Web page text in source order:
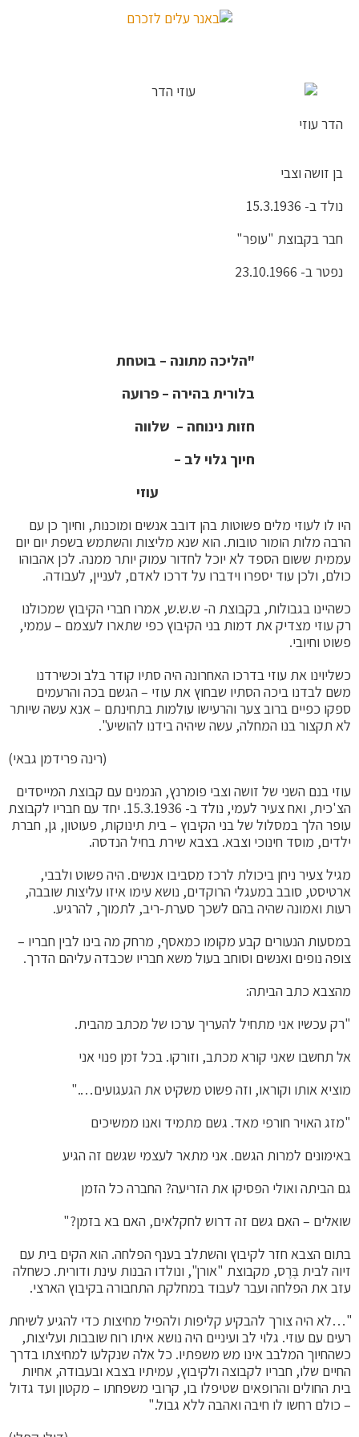
הדר עוזי
בן זושה וצבי
נולד ב- 15.3.1936
חבר בקבוצת "עופר"
נפטר ב- 23.10.1966
"הליכה מתונה – בוטחת
בלורית בהירה – פרועה
חזות נינוחה – שלווה
חיוך גלוי לב –
עוזי
היו לו לעוזי מלים פשוטות בהן דובב אנשים ומוכנות, וחיוך כן עם
הרבה מלות הומור טובות. הוא שנא מליצות והשתמש בשפת יום יום
עממית ששום הספד לא יוכל לחדור עמוק יותר ממנה. לכן אהבוהו
כולם, ולכן עוד יספרו וידברו על דרכו לאדם, לעניין, לעבודה.
כשהיינו בגבולות, בקבוצת ה- ש.ש.ש, אמרו חברי הקיבוץ שמכולנו
רק עוזי מצדיק את דמות בני הקיבוץ כפי שתארו לעצמם – עממי,
פשוט וחיובי.
כשליוינו את עוזי בדרכו האחרונה היה סתיו קודר בלב וכשירדנו
משם לבדנו ביכה הסתיו שבחוץ את עוזי – הגשם בכה והרעמים
ספקו כפיים ברוב צער והרעישו עולמות בתחינתם – אנא עשה שיותר
לא תקצור בנו המחלה, עשה שיהיה בידנו להושיע".
(רינה פרידמן גבאי)
עוזי בנם השני של זושה וצבי פומרנץ, הנמנים עם קבוצת המייסדים
הצ'כית, ואח צעיר לעמי, נולד ב- 15.3.1936. יחד עם חבריו לקבוצת
עופר הלך במסלול של בני הקיבוץ – בית תינוקות, פעוטון, גן, חברת
ילדים, מוסד חינוכי וצבא. בצבא שירת בחיל הנדסה.
מגיל צעיר ניחן ביכולת לרכז מסביבו אנשים. היה פשוט ולבבי,
ארטיסט, סובב במעגלי הרוקדים, נושא עימו איזו עליצות שובבה,
רעות ואמונה שהיה בהם לשכך סערת-ריב, לתמוך, להרגיע.
במסעות הנעורים קבע מקומו כמאסף, מרחק מה בינו לבין חבריו –
צופה נופים ואנשים וסוחב בעול משא חבריו שכבדה עליהם הדרך.
מהצבא כתב הביתה:
"רק עכשיו אני מתחיל להעריך ערכו של מכתב מהבית.
אל תחשבו שאני קורא מכתב, וזורקו. בכל זמן פנוי אני
מוציא אותו וקוראו, וזה פשוט משקיט את הגעגועים…."
"מזג האויר חורפי מאד. גשם מתמיד ואנו ממשיכים
באימונים למרות הגשם. אני מתאר לעצמי שגשם זה הגיע
גם הביתה ואולי הפסיקו את הזריעה? החברה כל הזמן
שואלים – האם גשם זה דרוש לחקלאים, האם בא בזמן?"
בתום הצבא חזר לקיבוץ והשתלב בענף הפלחה. הוא הקים בית עם
זיוה לבית בֶּרֶס, מקבוצת "אורן", ונולדו הבנות עינת ודורית. כשחלה
עזב את הפלחה ועבר לעבוד במחלקת התחבורה בקיבוץ הארצי.
"…לא היה צורך להבקיע קליפות ולהפיל מחיצות כדי להגיע לשיחת
רעים עם עוזי. גלוי לב ועיניים היה נושא איתו רוח שובבות ועליצות,
כשהחיוך המלבב אינו מש משפתיו. כל אלה שנקלעו למחיצתו בדרך
החיים שלו, חבריו לקבוצה ולקיבוץ, עמיתיו בצבא ובעבודה, אחיות
בית החולים והרופאים שטיפלו בו, קרובי משפחתו – מקטון ועד גדול
– כולם רחשו לו חיבה ואהבה ללא גבול."